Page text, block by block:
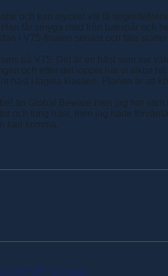
och kan mycket väl få
får smyga med från bakspår och
i V75-finalen senast och täta
på V75. Det är en häst som var
och efter det loppet har vi siktat
häst i lägsta klassen. Planen är
än Global Beware men jag har
och tung häst, men jag hade
kan komma.
Halmstad